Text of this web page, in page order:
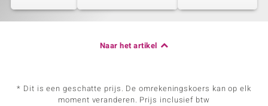
Naar het artikel
* Dit is een geschatte prijs. De omrekeningskoers kan op elk
moment veranderen. Prijs inclusief btw